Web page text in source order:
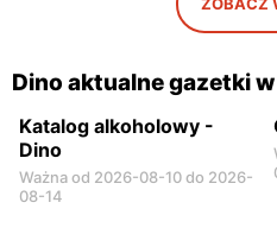
Dino aktualne gazetki
Katalog alkoholowy -
Dino
Ważna od 2026-08-10 do 2026-
08-14